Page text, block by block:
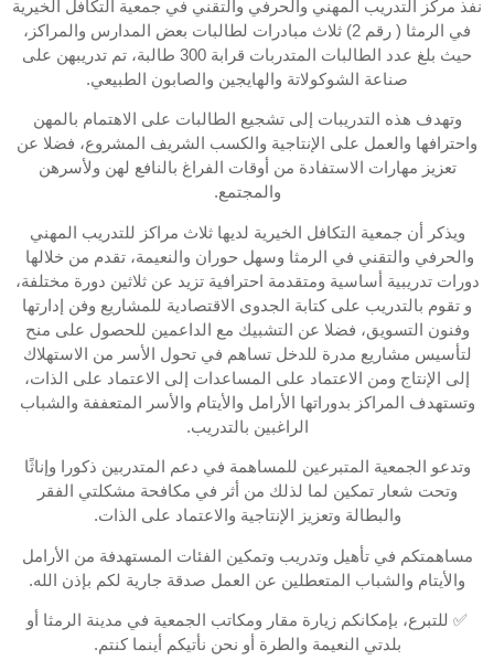
نفذ مركز التدريب المهني والحرفي والتقني في جمعية التكافل الخيرية
في الرمثا ( رقم 2) ثلاث مبادرات لطالبات بعض المدارس والمراكز،
حيث بلغ عدد الطالبات المتدربات قرابة 300 طالبة، تم تدريبهن على
صناعة الشوكولاتة والهايجين والصابون الطبيعي.
وتهدف هذه التدريبات إلى تشجيع الطالبات على الاهتمام بالمهن
واحترافها والعمل على الإنتاجية والكسب الشريف المشروع، فضلا عن
تعزيز مهارات الاستفادة من أوقات الفراغ بالنافع لهن ولأسرهن
والمجتمع.
ويذكر أن جمعية التكافل الخيرية لديها ثلاث مراكز للتدريب المهني
والحرفي والتقني في الرمثا وسهل حوران والنعيمة، تقدم من خلالها
دورات تدريبية أساسية ومتقدمة احترافية تزيد عن ثلاثين دورة مختلفة،
و تقوم بالتدريب على كتابة الجدوى الاقتصادية للمشاريع وفن إدارتها
وفنون التسويق، فضلا عن التشبيك مع الداعمين للحصول على منح
لتأسيس مشاريع مدرة للدخل تساهم في تحول الأسر من الاستهلاك
إلى الإنتاج ومن الاعتماد على المساعدات إلى الاعتماد على الذات،
وتستهدف المراكز بدوراتها الأرامل والأيتام والأسر المتعففة والشباب
الراغبين بالتدريب.
وتدعو الجمعية المتبرعين للمساهمة في دعم المتدربين ذكورا وإناثًا
وتحت شعار تمكين لما لذلك من أثر في مكافحة مشكلتي الفقر
والبطالة وتعزيز الإنتاجية والاعتماد على الذات.
مساهمتكم في تأهيل وتدريب وتمكين الفئات المستهدفة من الأرامل
والأيتام والشباب المتعطلين عن العمل صدقة جارية لكم بإذن الله.
✅ للتبرع، بإمكانكم زيارة مقار ومكاتب الجمعية في مدينة الرمثا أو
بلدتي النعيمة والطرة أو نحن نأتيكم أينما كنتم.